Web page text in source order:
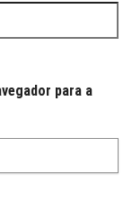
para a